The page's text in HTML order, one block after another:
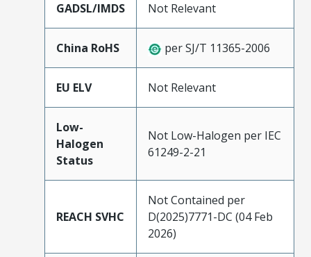
GADSL/IMDS Not Relevant
China RoHS per SJ/T 11365-2006
EU ELV Not Relevant
Low-
Halogen
Status
Not Low-Halogen per IEC
61249-2-21
REACH SVHC
Not Contained per
D(2025)7771-DC (04 Feb
2026)